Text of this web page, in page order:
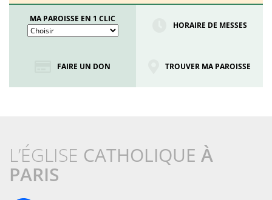
MA PAROISSE EN 1 CLIC
HORAIRE DE MESSES
FAIRE UN DON TROUVER MA PAROISSE
L’ÉGLISE CATHOLIQUE À
PARIS